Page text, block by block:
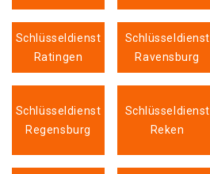
Schlüsseldienst
Ratingen
Schlüsseldienst
Ravensburg
Schlüsseldienst
Regensburg
Schlüsseldienst
Reken